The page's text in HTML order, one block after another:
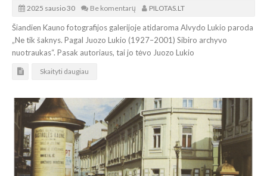
2025 sausio 30 Be komentarų PILOTAS.LT
Šiandien Kauno fotografijos galerijoje atidaroma Alvydo Lukio paroda
„Ne tik šaknys. Pagal Juozo Lukio (1927–2001) Sibiro archyvo
nuotraukas“. Pasak autoriaus, tai jo tėvo Juozo Lukio
Skaityti daugiau